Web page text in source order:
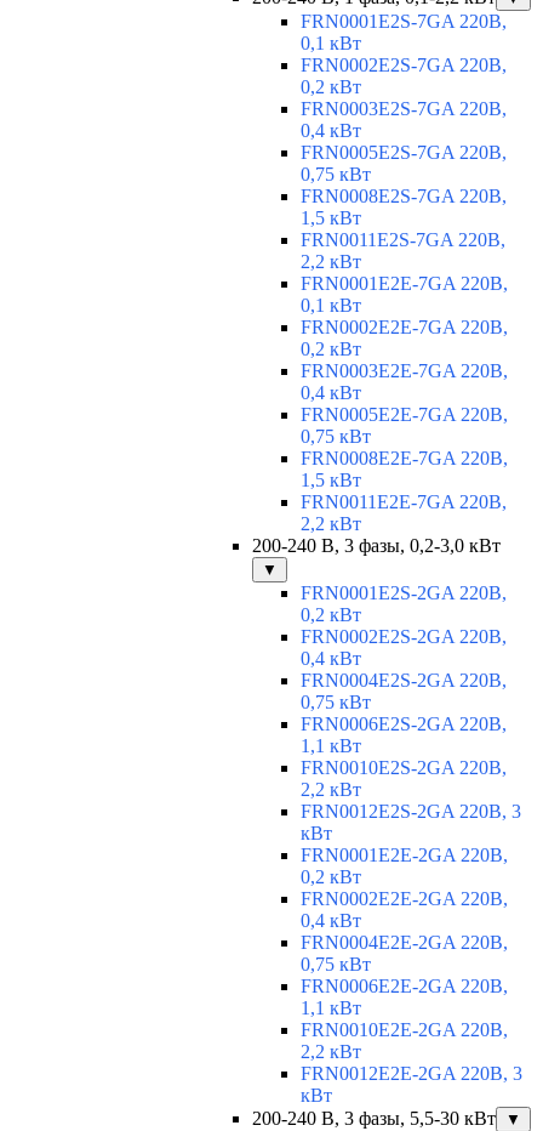
FRN0001E2S-7GA 220В,
0,1 кВт
FRN0002E2S-7GA 220В,
0,2 кВт
FRN0003E2S-7GA 220В,
0,4 кВт
FRN0005E2S-7GA 220В,
0,75 кВт
FRN0008E2S-7GA 220В,
1,5 кВт
FRN0011E2S-7GA 220В,
2,2 кВт
FRN0001E2E-7GA 220В,
0,1 кВт
FRN0002E2E-7GA 220В,
0,2 кВт
FRN0003E2E-7GA 220В,
0,4 кВт
FRN0005E2E-7GA 220В,
0,75 кВт
FRN0008E2E-7GA 220В,
1,5 кВт
FRN0011E2E-7GA 220В,
2,2 кВт
200-240 В, 3 фазы, 0,2-3,0 кВт
▼
FRN0001E2S-2GA 220В,
0,2 кВт
FRN0002E2S-2GA 220В,
0,4 кВт
FRN0004E2S-2GA 220В,
0,75 кВт
FRN0006E2S-2GA 220В,
1,1 кВт
FRN0010E2S-2GA 220В,
2,2 кВт
FRN0012E2S-2GA 220В, 3
кВт
FRN0001E2E-2GA 220В,
0,2 кВт
FRN0002E2E-2GA 220В,
0,4 кВт
FRN0004E2E-2GA 220В,
0,75 кВт
FRN0006E2E-2GA 220В,
1,1 кВт
FRN0010E2E-2GA 220В,
2,2 кВт
FRN0012E2E-2GA 220В, 3
кВт
200-240 В, 3 фазы, 5,5-30 кВт
▼